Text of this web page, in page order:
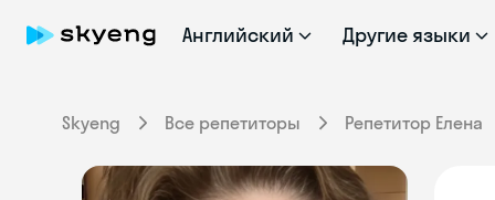
Английский Другие языки
Skyeng Все репетиторы Репетитор Елена